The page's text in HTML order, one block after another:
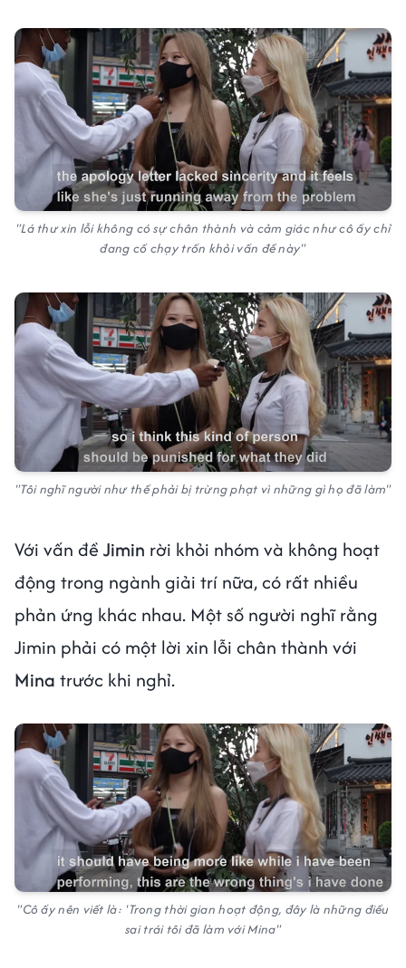
"Lá thư xin lỗi không có sự chân thành và cảm giác như cô ấy chỉ
đang cố chạy trốn khỏi vấn đề này"
"Tôi nghĩ người như thế phải bị trừng phạt vì những gì họ đã làm"
Với vấn đề Jimin rời khỏi nhóm và không hoạt
động trong ngành giải trí nữa, có rất nhiều
phản ứng khác nhau. Một số người nghĩ rằng
Jimin phải có một lời xin lỗi chân thành với
Mina trước khi nghỉ.
"Cô ấy nên viết là: 'Trong thời gian hoạt động, đây là những điều
sai trái tôi đã làm với Mina"